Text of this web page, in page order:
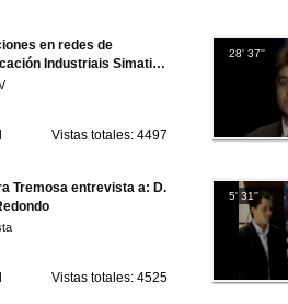
en redes de
Industriais Simatic
Vistas totales: 4497
28' 37''
Tremosa entrevista a: D.
Vistas totales: 4525
5' 31''